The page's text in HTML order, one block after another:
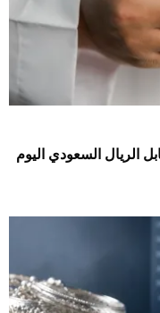
الريال السعودي اليوم